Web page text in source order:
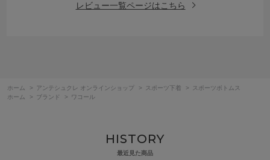
レビュー一覧ページはこちら
ホーム > アンテシュクレ オンラインショップ > スポーツ下着 >
スポーツボトムス
ホーム
> ブランド > ワコール
HISTORY
最近見た商品